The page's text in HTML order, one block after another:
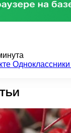
Одноклассники